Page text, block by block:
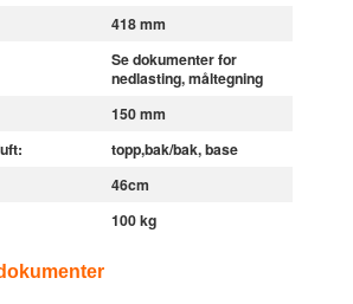
418 mm
Se dokumenter for
nedlasting, måltegning
150 mm
topp,bak/bak, base
46cm
100 kg